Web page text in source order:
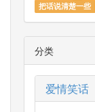
把话说清楚一些
分类
爱情笑话